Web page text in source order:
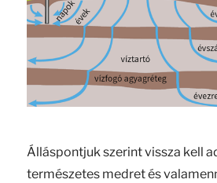
Álláspontjuk szerint vissza kell
természetes medret és